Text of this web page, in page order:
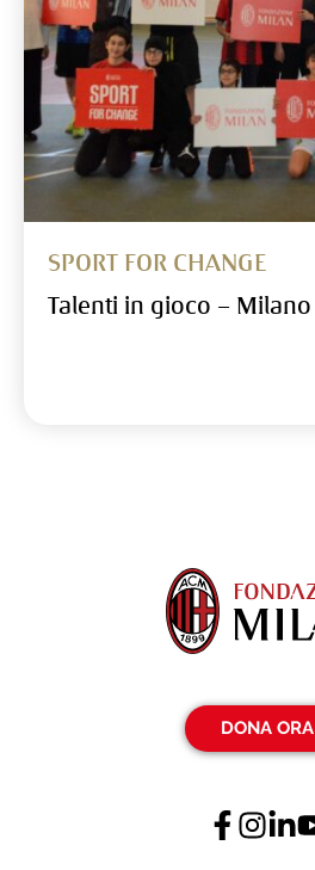
SPORT FOR CHANGE
Talenti in gioco – Milano
DONA ORA